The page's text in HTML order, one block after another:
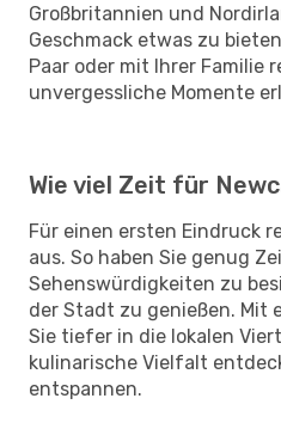
Großbritannien und
Geschmack etwas zu
Paar oder mit Ihrer Familie
unvergessliche Momente
Wie viel Zeit für
Für einen ersten Eindruck
aus. So haben Sie genug
Sehenswürdigkeiten zu
der Stadt zu genießen. Mit
Sie tiefer in die lokalen
kulinarische Vielfalt
entspannen.